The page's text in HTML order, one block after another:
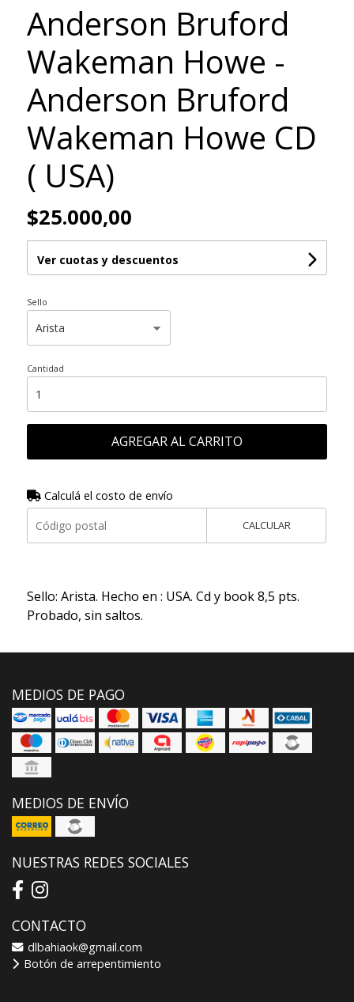
Anderson Bruford
Wakeman Howe -
Anderson Bruford
Wakeman Howe CD
( USA)
$25.000,00
Ver cuotas y descuentos
Sello
Cantidad
AGREGAR AL CARRITO
Calculá el costo de envío
CALCULAR
Sello: Arista. Hecho en : USA. Cd y book 8,5 pts.
Probado, sin saltos.
MEDIOS DE PAGO
MEDIOS DE ENVÍO
NUESTRAS REDES SOCIALES
CONTACTO
dlbahiaok@gmail.com
Botón de arrepentimiento